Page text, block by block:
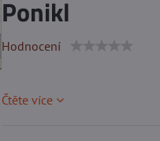
Ponikl
Hodnocení
Čtěte více